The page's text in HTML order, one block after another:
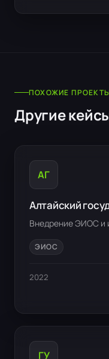
ПОХОЖИЕ
Другие
АГ
Алтайский
Внедрение ЭИОС и
ЭИОС
2022
ГУ